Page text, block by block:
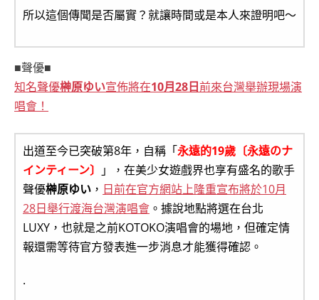
所以這個傳聞是否屬實？就讓時間或是本人來證明吧～
■聲優■
知名聲優榊原ゆい宣佈將在10月28日前來台灣舉辦現場演
唱會！
出道至今已突破第8年，自稱「永遠的19歲〔永遠のナ
インティーン〕
」，在美少女遊戲界也享有盛名的歌手
聲優榊原ゆい ， 日前在官方網站上隆重宣布將於10月
28日舉行渡海台灣演唱會 。據說地點將選在台北
LUXY，也就是之前KOTOKO演唱會的場地，但確定情
報還需等待官方發表進一步消息才能獲得確認。
.